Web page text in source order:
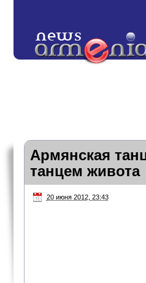
Армянская
танцем живота
20 июня 2012, 23:43